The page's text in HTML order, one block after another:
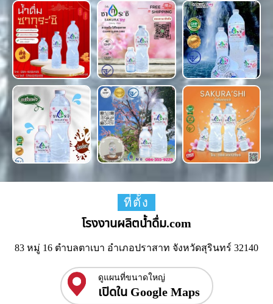
ที่ตั้ง
โรงงานผลิตน้ำดื่ม.com
83 หมู่ 16 ตำบลตาเบา อำเภอปราสาท จังหวัดสุรินทร์ 32140
ดูแผนที่ขนาดใหญ่
เปิดใน Google Maps